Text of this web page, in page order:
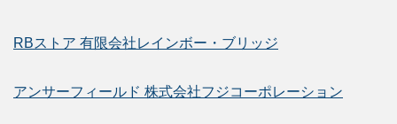
RBストア 有限会社レインボー・ブリッジ
アンサーフィールド 株式会社フジコーポレーション